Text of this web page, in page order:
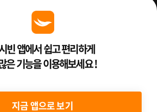
빈 앱에서 쉽고 편리하게
은 기능을 이용해보세요 !
지금 앱으로 보기